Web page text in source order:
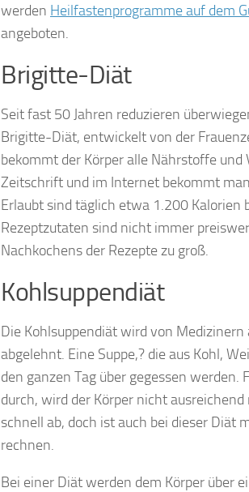
werden Heilfastenprogramme auf dem
angeboten.
Brigitte-Diät
Seit fast 50 Jahren reduzieren
Brigitte-Diät, entwickelt von der
bekommt der Körper alle Nährstoffe
Zeitschrift und im Internet bekommt
Erlaubt sind täglich etwa 1.200 Kalorien
Rezeptzutaten sind nicht immer
Nachkochens der Rezepte zu groß.
Kohlsuppendiät
Die Kohlsuppendiät wird von
abgelehnt. Eine Suppe,? die aus Kohl,
den ganzen Tag über gegessen
durch, wird der Körper nicht
schnell ab, doch ist auch bei dieser Diät
rechnen.
Bei einer Diät werden dem Körper über